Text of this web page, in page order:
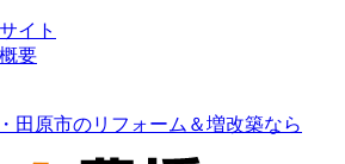
イト
要
田原市のリフォーム＆増改築なら